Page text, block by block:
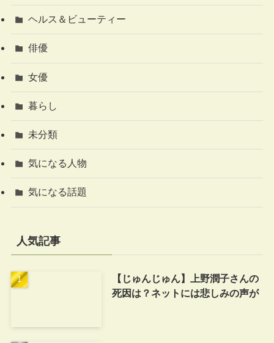
ヘルス＆ビューティー
俳優
女優
暮らし
未分類
気になる人物
気になる話題
人気記事
【じゅんじゅん】上野潤子さんの
死因は？ネットには悲しみの声が